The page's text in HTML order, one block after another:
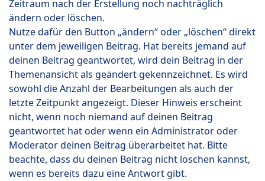
Zeitraum nach der Erstellung noch nachträglich
ändern oder löschen.
Nutze dafür den Button „ändern“ oder „löschen“ direkt
unter dem jeweiligen Beitrag. Hat bereits jemand auf
deinen Beitrag geantwortet, wird dein Beitrag in der
Themenansicht als geändert gekennzeichnet. Es wird
sowohl die Anzahl der Bearbeitungen als auch der
letzte Zeitpunkt angezeigt. Dieser Hinweis erscheint
nicht, wenn noch niemand auf deinen Beitrag
geantwortet hat oder wenn ein Administrator oder
Moderator deinen Beitrag überarbeitet hat. Bitte
beachte, dass du deinen Beitrag nicht löschen kannst,
wenn es bereits dazu eine Antwort gibt.